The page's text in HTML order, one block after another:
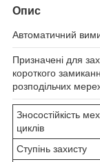
Опис
Автоматичний
Призначені для
короткого
розподільчих
Зносостійкість
циклів
Ступінь захисту